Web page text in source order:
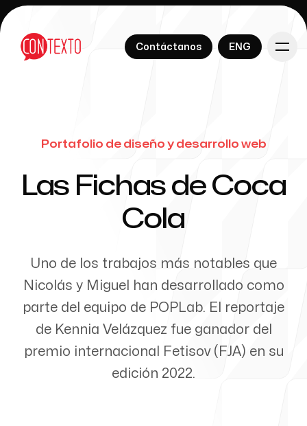
Contáctanos English
ENG
Contáctanos English
ENG
Nuestros servicios
Portafolio
Editorial
Portafolio de diseño y desarrollo web
Las Fichas de Coca
Cola
Uno de los trabajos más notables que
Nicolás y Miguel han desarrollado como
parte del equipo de POPLab. El reportaje
de Kennia Velázquez fue ganador del
premio internacional Fetisov (FJA) en su
edición 2022.